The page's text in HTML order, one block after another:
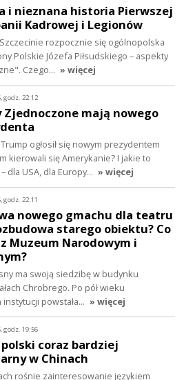
i nieznana historia Pierwszej
Kadrowej i Legionów
rozpocznie się ogólnopolska
Polskie Józefa Piłsudskiego – aspekty
Czego… » więcej
godz. 22:12
Zjednoczone mają nowego
ogłosił się nowym prezydentem
kierowali się Amerykanie? I jakie to
dla USA, dla Europy… » więcej
godz. 22:11
nowego gmachu dla teatru
starego obiektu? Co
Muzeum Narodowym i
ma swoją siedzibę w budynku
Chrobrego. Po pół wieku
powstała… » więcej
godz. 19:56
polski coraz bardziej
w Chinach
rośnie zainteresowanie językiem